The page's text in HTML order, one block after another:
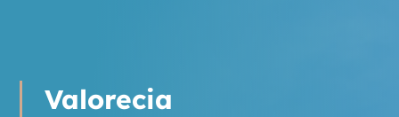
Valorecia